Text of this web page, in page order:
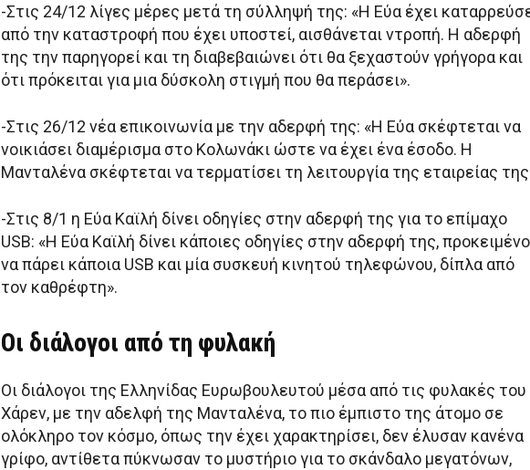
-Στις 24/12 λίγες μέρες μετά τη σύλληψή της: «Η Εύα έχει
από την καταστροφή που έχει υποστεί, αισθάνεται ντροπή. Η αδερφή
της την παρηγορεί και τη διαβεβαιώνει ότι θα ξεχαστούν γρήγορα και
ότι πρόκειται για μια δύσκολη στιγμή που θα περάσει».
-Στις 26/12 νέα επικοινωνία με την αδερφή της: «Η Εύα σκέφτεται να
νοικιάσει διαμέρισμα στο Κολωνάκι ώστε να έχει ένα έσοδο. Η
Μανταλένα σκέφτεται να τερματίσει τη λειτουργία της εταιρείας
-Στις 8/1 η Εύα Καϊλή δίνει οδηγίες στην αδερφή της για το επίμαχο
USB: «Η Εύα Καϊλή δίνει κάποιες οδηγίες στην αδερφή της,
να πάρει κάποια USB και μία συσκευή κινητού τηλεφώνου, δίπλα από
τον καθρέφτη».
Οι διάλογοι από τη φυλακή
Οι διάλογοι της Ελληνίδας Ευρωβουλευτού μέσα από τις φυλακές του
Χάρεν, με την αδελφή της Μανταλένα, το πιο έμπιστο της άτομο σε
ολόκληρο τον κόσμο, όπως την έχει χαρακτηρίσει, δεν έλυσαν κανένα
γρίφο, αντίθετα πύκνωσαν το μυστήριο για το σκάνδαλο μεγατόνων,